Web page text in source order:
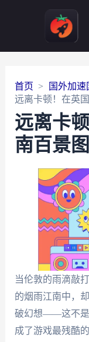
首页
国外加
远离卡顿！在英
远离卡
南百景
当伦敦的雨滴敲
的烟雨江南中，
破幻想——这不是
成了游戏最残酷